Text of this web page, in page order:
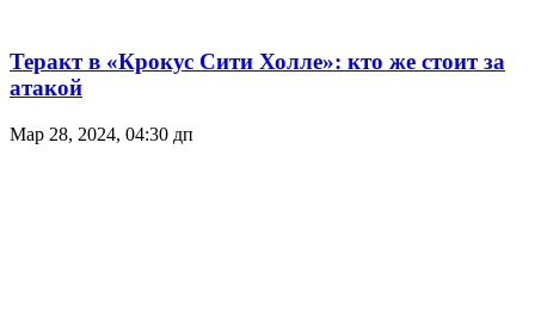
Теракт в «Крокус Сити Холле»: кто же стоит за
атакой
Мар 28, 2024, 04:30 дп